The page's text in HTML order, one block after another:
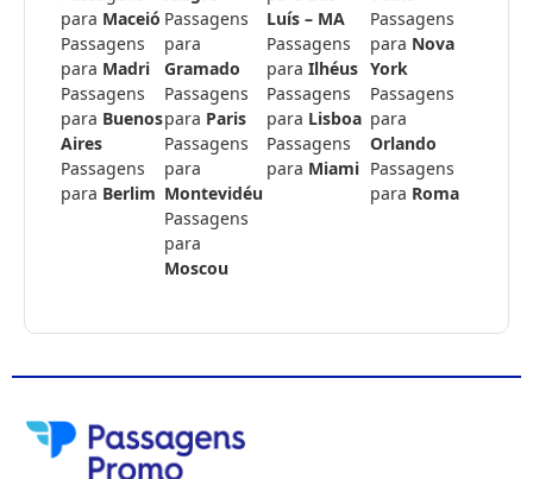
para Maceió
Passagens
para Madri
Passagens
para Buenos
Aires
Passagens
para Berlim
Passagens
para
Gramado
Passagens
para Paris
Passagens
para
Montevidéu
Passagens
para
Moscou
Luís – MA
Passagens
para Ilhéus
Passagens
para Lisboa
Passagens
para Miami
Passagens
para Nova
York
Passagens
para
Orlando
Passagens
para Roma